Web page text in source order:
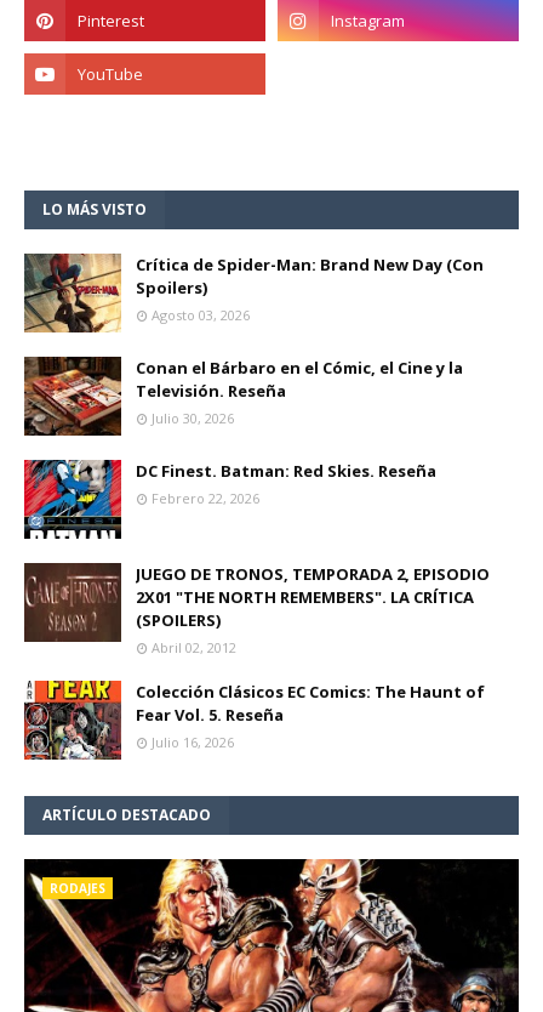
LO MÁS VISTO
Crítica de Spider-Man: Brand New Day (Con
Spoilers)
Agosto 03, 2026
Conan el Bárbaro en el Cómic, el Cine y la
Televisión. Reseña
Julio 30, 2026
DC Finest. Batman: Red Skies. Reseña
Febrero 22, 2026
JUEGO DE TRONOS, TEMPORADA 2, EPISODIO
2X01 "THE NORTH REMEMBERS". LA CRÍTICA
(SPOILERS)
Abril 02, 2012
Colección Clásicos EC Comics: The Haunt of
Fear Vol. 5. Reseña
Julio 16, 2026
ARTÍCULO DESTACADO
RODAJES